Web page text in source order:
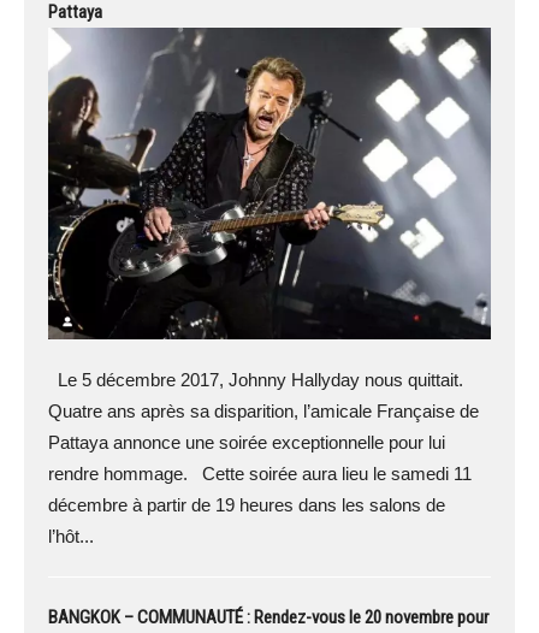
Pattaya
Le 5 décembre 2017, Johnny Hallyday nous quittait.
Quatre ans après sa disparition, l’amicale Française de
Pattaya annonce une soirée exceptionnelle pour lui
rendre hommage. Cette soirée aura lieu le samedi 11
décembre à partir de 19 heures dans les salons de
l’hôt...
BANGKOK – COMMUNAUTÉ : Rendez-vous le 20 novembre pour